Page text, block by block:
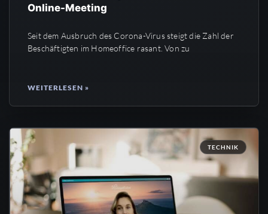
Online-Meeting
Seit dem Ausbruch des Corona-Virus steigt die Zahl der
Beschäftigten im Homeoffice rasant. Von zu
WEITERLESEN »
TECHNIK